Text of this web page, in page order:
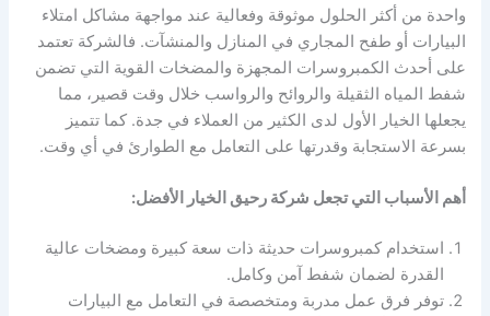
واحدة من أكثر الحلول موثوقة وفعالية عند مواجهة مشاكل امتلاء
البيارات أو طفح المجاري في المنازل والمنشآت. فالشركة تعتمد
على أحدث الكمبروسرات المجهزة والمضخات القوية التي تضمن
شفط المياه الثقيلة والروائح والرواسب خلال وقت قصير، مما
يجعلها الخيار الأول لدى الكثير من العملاء في جدة. كما تتميز
بسرعة الاستجابة وقدرتها على التعامل مع الطوارئ في أي وقت.
أهم الأسباب التي تجعل شركة رحيق الخيار الأفضل:
استخدام كمبروسرات حديثة ذات سعة كبيرة ومضخات عالية
القدرة لضمان شفط آمن وكامل.
توفر فرق عمل مدربة ومتخصصة في التعامل مع البيارات